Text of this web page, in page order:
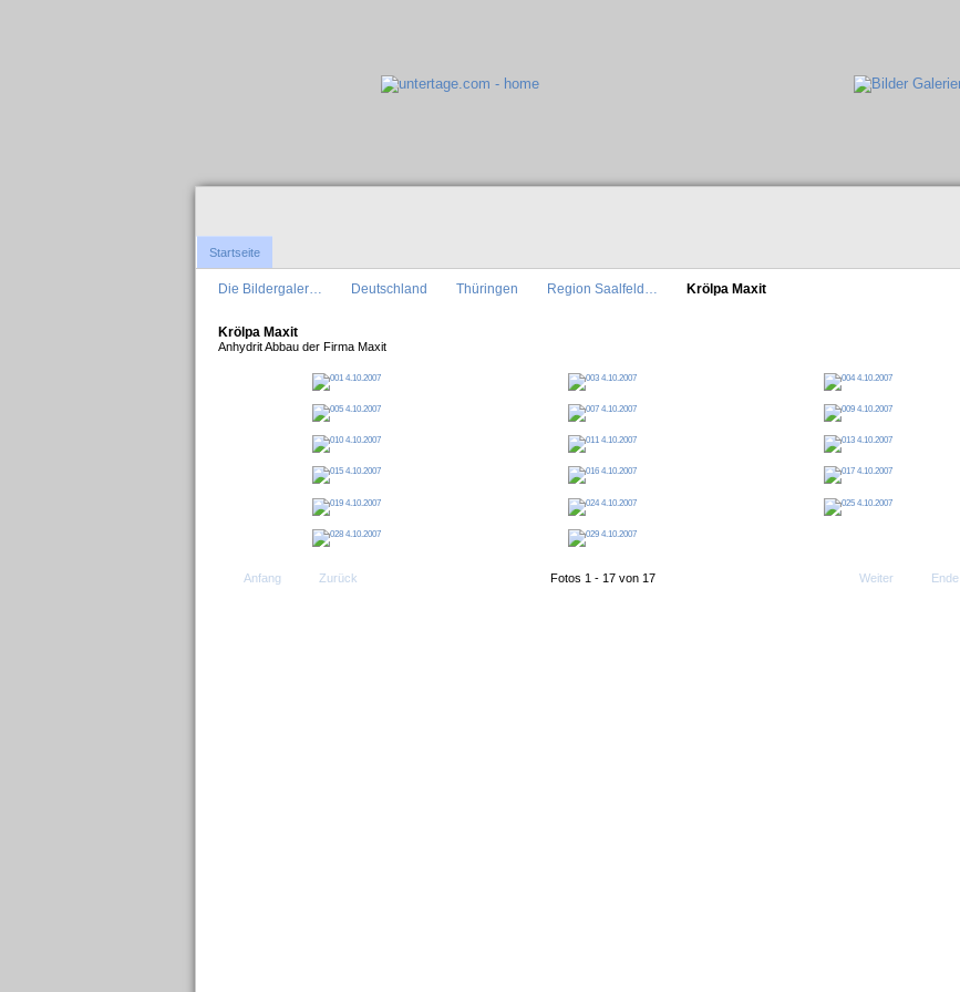
Startseite
Die Bildergaler… Deutschland Thüringen Region Saalfeld… Krölpa Maxit
Krölpa Maxit
Anhydrit Abbau der Firma Maxit
Anfang Zurück Fotos 1 - 17 von 17 Weiter Ende